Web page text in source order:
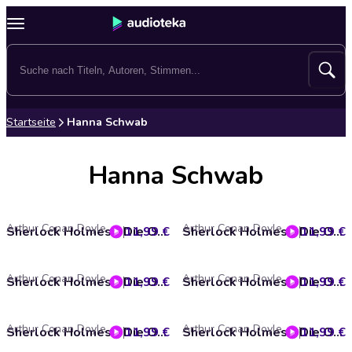
Startseite Hanna Schwab
Hanna Schwab
Sherlock Holmes - Die Originale, Box 17: Sammler Edition (ungekürzt)
Arthur Conan Doyle 11,99 € Sherlock Holmes - Die Originale, Box 16: Sammler Edition (ungekürzt)
Arthur Conan Doyle 11,99 €
Sherlock Holmes - Die Originale, Box 15: Sammler Edition (ungekürzt)
Arthur Conan Doyle 11,99 € Sherlock Holmes - Die Originale, Box 14: Sammler Edition (ungekürzt)
Arthur Conan Doyle 11,99 €
Sherlock Holmes - Die Originale, Box 13: Sammler Edition (ungekürzt)
Arthur Conan Doyle 11,99 € Sherlock Holmes - Die Originale, Box 12: Sammler Edition (ungekürzt)
Arthur Conan Doyle 11,99 €